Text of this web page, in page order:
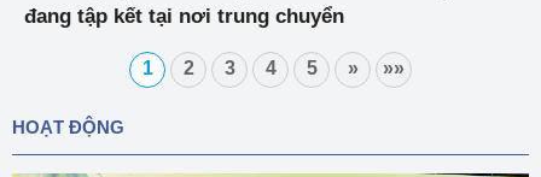
đang tập kết tại nơi trung chuyển
1 2 3 4 5 » »»
HOẠT ĐỘNG